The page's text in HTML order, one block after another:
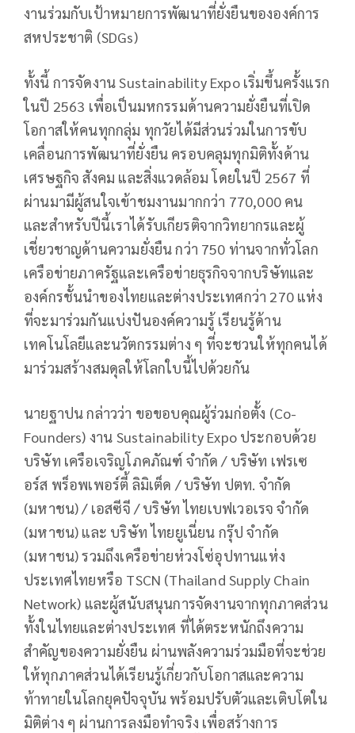
งานร่วมกับเป้าหมายการพัฒนาที่ยั่งยืนขององค์การ
สหประชาติ (SDGs)
ทั้งนี้ การจัดงาน Sustainability Expo เริ่มขึ้นครั้งแรก
ในปี 2563 เพื่อเป็นมหกรรมด้านความยั่งยืนที่เปิด
โอกาสให้คนทุกกลุ่ม ทุกวัยได้มีส่วนร่วมในการขับ
เคลื่อนการพัฒนาที่ยั่งยืน ครอบคลุมทุกมิติทั้งด้าน
เศรษฐกิจ สังคม และสิ่งแวดล้อม โดยในปี 2567 ที่
ผ่านมามีผู้สนใจเข้าชมงานมากกว่า 770,000 คน
และสำหรับปีนี้เราได้รับเกียรติจากวิทยากรและผู้
เชี่ยวชาญด้านความยั่งยืน กว่า 750 ท่านจากทั่วโลก
เครือข่ายภาครัฐและเครือข่ายธุรกิจจากบริษัทและ
องค์กรชั้นนำของไทยและต่างประเทศกว่า 270 แห่ง
ที่จะมาร่วมกันแบ่งปันองค์ความรู้ เรียนรู้ด้าน
เทคโนโลยีและนวัตกรรมต่าง ๆ ที่จะชวนให้ทุกคนได้
มาร่วมสร้างสมดุลให้โลกใบนี้ไปด้วยกัน
นายฐาปน กล่าวว่า ขอขอบคุณผู้ร่วมก่อตั้ง (Co-
Founders) งาน Sustainability Expo ประกอบด้วย
บริษัท เครือเจริญโภคภัณฑ์ จำกัด / บริษัท เฟรเซ
อร์ส พร็อพเพอร์ตี้ ลิมิเต็ด / บริษัท ปตท. จำกัด
(มหาชน) / เอสซีจี / บริษัท ไทยเบฟเวอเรจ จำกัด
(มหาชน) และ บริษัท ไทยยูเนี่ยน กรุ๊ป จำกัด
(มหาชน) รวมถึงเครือข่ายห่วงโซ่อุปทานแห่ง
ประเทศไทยหรือ TSCN (Thailand Supply Chain
Network) และผู้สนับสนุนการจัดงานจากทุกภาคส่วน
ทั้งในไทยและต่างประเทศ ที่ได้ตระหนักถึงความ
สำคัญของความยั่งยืน ผ่านพลังความร่วมมือที่จะช่วย
ให้ทุกภาคส่วนได้เรียนรู้เกี่ยวกับโอกาสและความ
ท้าทายในโลกยุคปัจจุบัน พร้อมปรับตัวและเติบโตใน
มิติต่าง ๆ ผ่านการลงมือทำจริง เพื่อสร้างการ